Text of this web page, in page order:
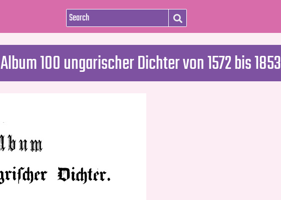
Album 100 ungarischer Dichter von 1572 bis 1853